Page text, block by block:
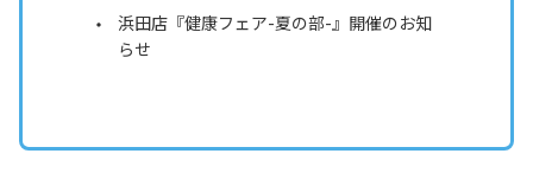
浜田店『健康フェア-夏の部-』開催のお知
らせ